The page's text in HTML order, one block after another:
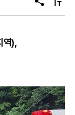
공
유
텍
스
역),